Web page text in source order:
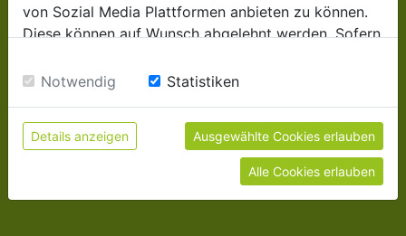
4707 Schlüßlberg
AUSTRIA
Tel:+43 (7248) 61116 - 700
Fax:+43 (7248) 61116 - 720
E-Mail:info@zipper-maschinen.at
von Sozial Media Plattformen anbieten zu können.
Diese können auf Wunsch abgelehnt werden. Sofern
Einwilligung zu unseren Cookies.
Notwendig Statistiken
Details anzeigen Ausgewählte Cookies erlauben
Alle Cookies erlauben